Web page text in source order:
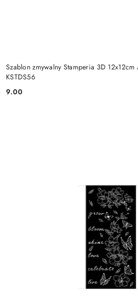
Szablon zmywalny Stamperia 3D
KSTDS56
Cena:
9.00